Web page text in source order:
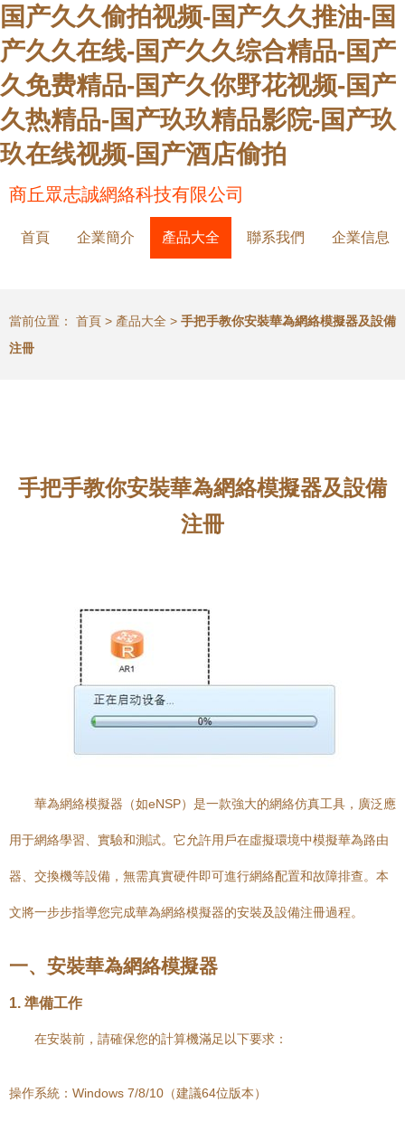
国产久久偷拍视频-国产久久推油-国
产久久在线-国产久久综合精品-国产
久免费精品-国产久你野花视频-国产
久热精品-国产玖玖精品影院-国产玖
玖在线视频-国产酒店偷拍
商丘眾志誠網絡科技有限公司
首頁 企業簡介 產品大全 聯系我們 企業信息
當前位置： 首頁 > 產品大全 > 手把手教你安裝華為網絡模擬器及設備
注冊
手把手教你安裝華為網絡模擬器及設備
注冊
華為網絡模擬器（如eNSP）是一款強大的網絡仿真工具，廣泛應
用于網絡學習、實驗和測試。它允許用戶在虛擬環境中模擬華為路由
器、交換機等設備，無需真實硬件即可進行網絡配置和故障排查。本
文將一步步指導您完成華為網絡模擬器的安裝及設備注冊過程。
一、安裝華為網絡模擬器
1. 準備工作
在安裝前，請確保您的計算機滿足以下要求：
操作系統：Windows 7/8/10（建議64位版本）